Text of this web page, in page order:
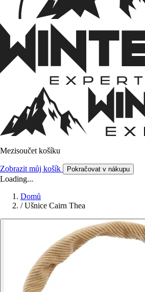
Mezisoučet košíku
Zobrazit můj košík Pokračovat v nákupu
Loading...
Domů
/ Ušnice Cairn Thea